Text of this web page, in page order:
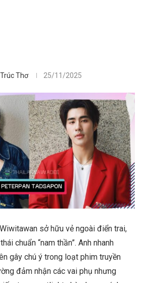
Thơ 25/11/2025
sở hữu vẻ ngoài điển trai,
chuẩn “nam thần”. Anh nhanh
gây chú ý trong loạt phim truyền
đảm nhận các vai phụ nhưng